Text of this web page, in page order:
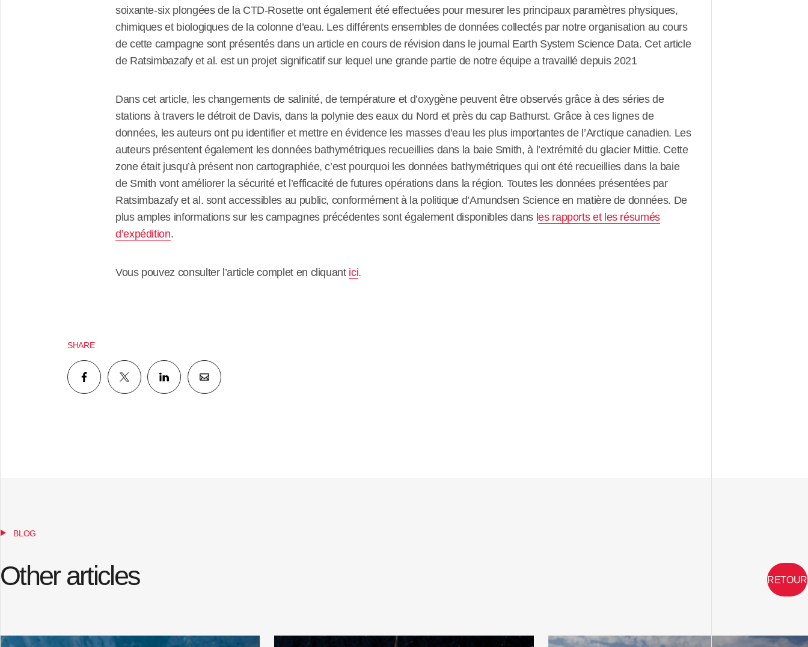
soixante-six plongées de la CTD-Rosette ont également été effectuées pour mesurer les principaux paramètres physiques,
chimiques et biologiques de la colonne d’eau. Les différents ensembles de données collectés par notre organisation au cours
de cette campagne sont présentés dans un article en cours de révision dans le journal Earth System Science Data. Cet article
de Ratsimbazafy et al. est un projet significatif sur lequel une grande partie de notre équipe a travaillé depuis 2021
Dans cet article, les changements de salinité, de température et d’oxygène peuvent être observés grâce à des séries de
stations à travers le détroit de Davis, dans la polynie des eaux du Nord et près du cap Bathurst. Grâce à ces lignes de
données, les auteurs ont pu identifier et mettre en évidence les masses d’eau les plus importantes de l’Arctique canadien. Les
auteurs présentent également les données bathymétriques recueillies dans la baie Smith, à l’extrémité du glacier Mittie. Cette
zone était jusqu’à présent non cartographiée, c’est pourquoi les données bathymétriques qui ont été recueillies dans la baie
de Smith vont améliorer la sécurité et l’efficacité de futures opérations dans la région. Toutes les données présentées par
Ratsimbazafy et al. sont accessibles au public, conformément à la politique d’Amundsen Science en matière de données. De
plus amples informations sur les campagnes précédentes sont également disponibles dans les rapports et les résumés
d’expédition.
Vous pouvez consulter l’article complet en cliquant ici.
SHARE
BLOG
Other articles RETOUR